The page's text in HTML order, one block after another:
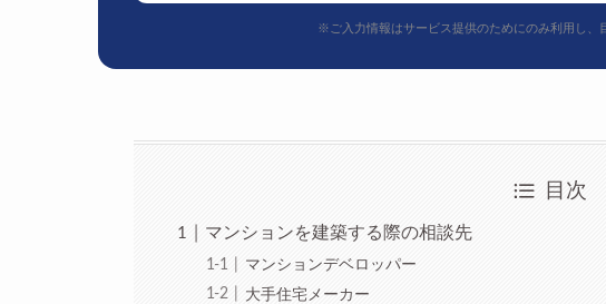
※ご入力情報はサービス提供のためにのみ利用し、
目次
マンションを建築する際の相談先
マンションデベロッパー
大手住宅メーカー